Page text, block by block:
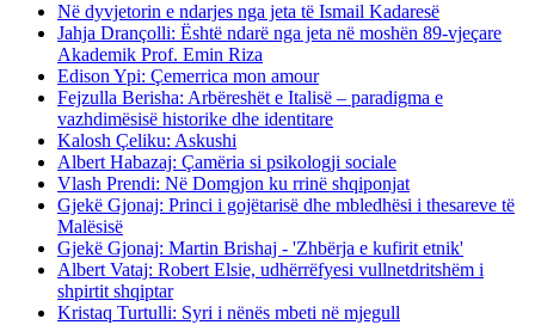
Në dyvjetorin e ndarjes nga jeta të Ismail Kadaresë
Jahja Drançolli: Është ndarë nga jeta në moshën 89-vjeçare
Akademik Prof. Emin Riza
Edison Ypi: Çemerrica mon amour
Fejzulla Berisha: Arbëreshët e Italisë – paradigma e
vazhdimësisë historike dhe identitare
Kalosh Çeliku: Askushi
Albert Habazaj: Çamëria si psikologji sociale
Vlash Prendi: Në Domgjon ku rrinë shqiponjat
Gjekë Gjonaj: Princi i gojëtarisë dhe mbledhësi i thesareve të
Malësisë
Gjekë Gjonaj: Martin Brishaj - 'Zhbërja e kufirit etnik'
Albert Vataj: Robert Elsie, udhërrëfyesi vullnetdritshëm i
shpirtit shqiptar
Kristaq Turtulli: Syri i nënës mbeti në mjegull